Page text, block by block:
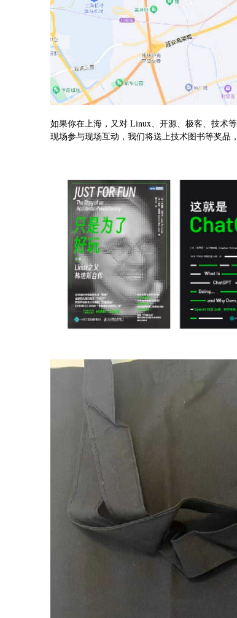
如果你在上海，又对 Linux、开源、极客、技术
现场参与现场互动，我们将送上技术图书等奖品